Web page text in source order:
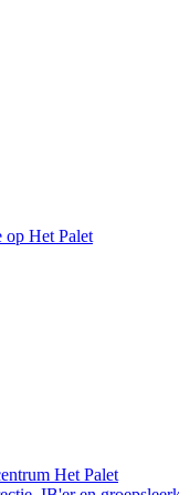
op Het Palet
Het Palet